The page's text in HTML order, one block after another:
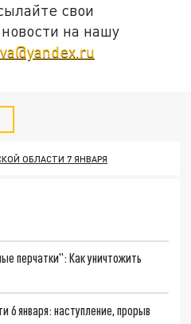
свои
на нашу
ОБЛАСТИ 7 ЯНВАРЯ
перчатки": Как уничтожить
6 января: наступление, прорыв